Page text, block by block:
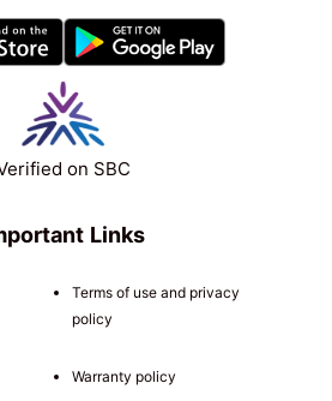
Links
Terms of use and privacy
policy
Warranty policy
on SBC